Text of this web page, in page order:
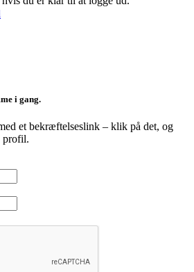
i gang.
et bekræftelseslink – klik på det, og
profil.